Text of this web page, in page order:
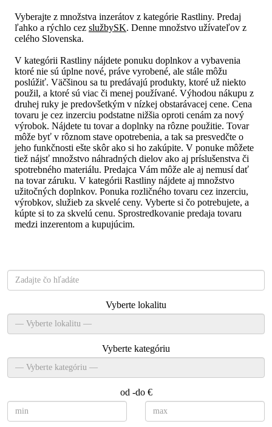
Vyberajte z množstva inzerátov z kategórie Rastliny. Predaj
ľahko a rýchlo cez službySK. Denne množstvo užívateľov z
celého Slovenska.
V kategórii Rastliny nájdete ponuku doplnkov a vybavenia
ktoré nie sú úplne nové, práve vyrobené, ale stále môžu
poslúžiť. Väčšinou sa tu predávajú produkty, ktoré už niekto
použil, a ktoré sú viac či menej používané. Výhodou nákupu z
druhej ruky je predovšetkým v nízkej obstarávacej cene. Cena
tovaru je cez inzerciu podstatne nižšia oproti cenám za nový
výrobok. Nájdete tu tovar a doplnky na rôzne použitie. Tovar
môže byť v rôznom stave opotrebenia, a tak sa presvedčte o
jeho funkčnosti ešte skôr ako si ho zakúpite. V ponuke môžete
tiež nájsť množstvo náhradných dielov ako aj príslušenstva či
spotrebného materiálu. Predajca Vám môže ale aj nemusí dať
na tovar záruku. V kategórii Rastliny nájdete aj množstvo
užitočných doplnkov. Ponuka rozličného tovaru cez inzerciu,
výrobkov, služieb za skvelé ceny. Vyberte si čo potrebujete, a
kúpte si to za skvelú cenu. Sprostredkovanie predaja tovaru
medzi inzerentom a kupujúcim.
Vyberte lokalitu
Vyberte kategóriu
od -do €